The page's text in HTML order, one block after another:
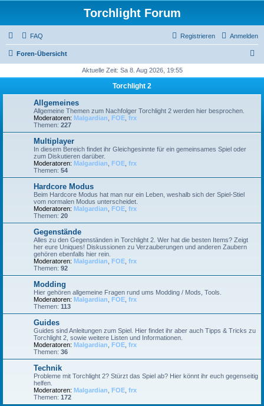
Torchlight Forum
FAQ Anmelden
Registrieren
Foren-Übersicht
h
Aktuelle Zeit: Sa 8. Aug 2026, 19:55
Torchlight 2
Allgemeines
Allgemeine Themen zum Nachfolger Torchlight 2 werden hier besprochen.
Moderatoren: Malgardian FOE frx
Themen: 227
Multiplayer
In diesem Bereich findet ihr Gleichgesinnte für ein gemeinsames Spiel oder
zum Diskutieren darüber.
Moderatoren: Malgardian FOE frx
Themen: 54
Hardcore Modus
Beim Hardcore Modus hat man nur ein Leben, weshalb sich der Spiel-Stiel
vom normalen Modus unterscheidet.
Moderatoren: Malgardian FOE frx
Themen: 20
Gegenstände
Alles zu den Gegenständen in Torchlight 2. Wer hat die besten Items? Zeigt
her eure Uniques! Diskussionen zu Verzauberungen und anderen Zaubern
gehören ebenfalls hier rein.
Moderatoren: Malgardian FOE frx
Themen: 92
Modding
Hier gehören allgemeine Fragen rund ums Modding / Mods, Tools.
Moderatoren: Malgardian FOE frx
Themen: 113
Guides
Guides sind Anleitungen zum Spiel. Hier findet ihr aber auch Tipps & Tricks zu
Torchlight 2, sowie weitere Listen und Informationen.
Moderatoren: Malgardian FOE frx
Themen: 36
Technik
Probleme mit Torchlight 2? Stürzt das Spiel ab? Hier könnt ihr euch gegenseitig
helfen.
Moderatoren: Malgardian FOE frx
Themen: 172